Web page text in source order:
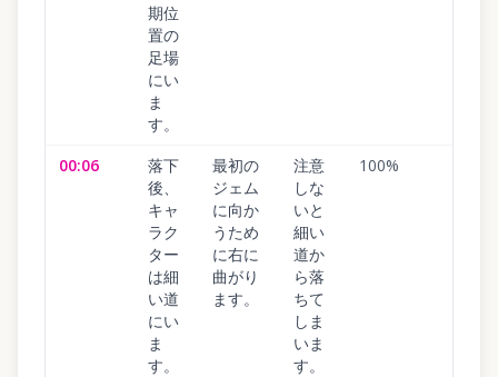
期位
置の
足場
にい
ま
す。
00:06
落下
後、
キャ
ラク
ター
は細
い道
にい
ま
す。
最初の
ジェム
に向か
うため
に右に
曲がり
ます。
注意
しな
いと
細い
道か
ら落
ちて
しま
いま
す。
100%